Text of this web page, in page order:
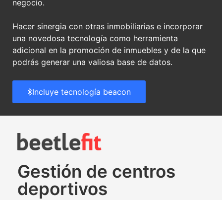
negocio.
Hacer sinergia con otras inmobiliarias e incorporar
una novedosa tecnología como herramienta
adicional en la promoción de inmuebles y de la que
podrás generar una valiosa base de datos.
Incluye tecnología beacon
Gestión de centros
deportivos